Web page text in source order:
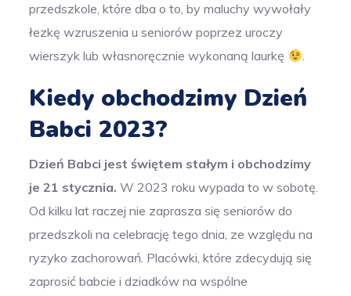
przedszkole, które dba o to, by maluchy wywołały
łezkę wzruszenia u seniorów poprzez uroczy
wierszyk lub własnoręcznie wykonaną laurkę
.
Kiedy obchodzimy Dzień
Babci 2023?
Dzień Babci jest świętem stałym i obchodzimy
je 21 stycznia. W 2023 roku wypada to w sobotę.
Od kilku lat raczej nie zaprasza się seniorów do
przedszkoli na celebrację tego dnia, ze względu na
ryzyko zachorowań. Placówki, które zdecydują się
zaprosić babcie i dziadków na wspólne